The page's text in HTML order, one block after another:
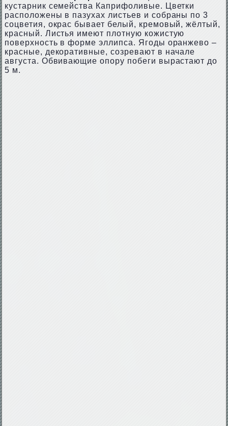
кустарник семейства Каприфоливые. Цветки
расположены в пазухах листьев и собраны по 3
соцветия, окрас бывает белый, кремовый, жёлтый,
красный. Листья имеют плотную кожистую
поверхность в форме эллипса. Ягоды оранжево –
красные, декоративные, созревают в начале
августа. Обвивающие опору побеги вырастают до
5 м.